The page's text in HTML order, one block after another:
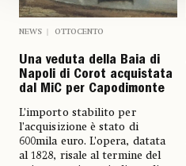
NEWS OTTOCENTO
Una veduta della Baia di
Napoli di Corot acquistata
dal MiC per Capodimonte
L’importo stabilito per
l’acquisizione è stato di
600mila euro. L’opera, datata
al 1828, risale al termine del